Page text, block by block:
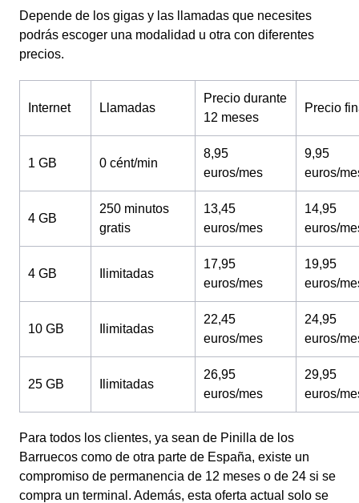
Depende de los gigas y las llamadas que necesites
podrás escoger una modalidad u otra con diferentes
precios.
Internet Llamadas
Precio durante
12 meses
Precio
1 GB 0 cént/min
8,95
euros/mes
9,95
euros/
4 GB
250 minutos
gratis
13,45
euros/mes
14,95
euros/
4 GB Ilimitadas
17,95
euros/mes
19,95
euros/
10 GB Ilimitadas
22,45
euros/mes
24,95
euros/
25 GB Ilimitadas
26,95
euros/mes
29,95
euros/
Para todos los clientes, ya sean de Pinilla de los
Barruecos como de otra parte de España, existe un
compromiso de permanencia de 12 meses o de 24 si se
compra un terminal. Además, esta oferta actual solo se